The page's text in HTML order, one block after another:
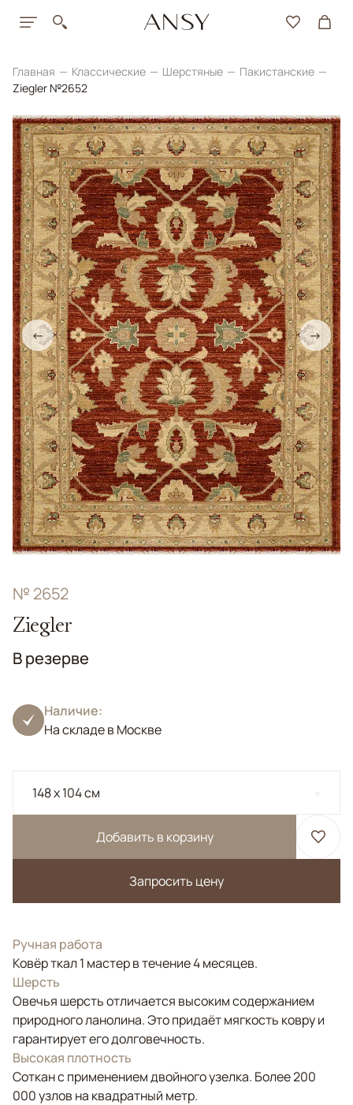
Главная Классические Шерстяные
Пакистанские
Ziegler №2652
← →
№ 2652
Ziegler
В резерве
Наличие:
На складе в Москве
148 x 104 см
Добавить в корзину
Запросить цену
Ручная работа
Ковёр ткал 1 мастер в течение 4 месяцев.
Шерсть
Овечья шерсть отличается высоким содержанием
природного ланолина. Это придаёт мягкость ковру и
гарантирует его долговечность.
Высокая плотность
Соткан с применением двойного узелка. Более 200
000 узлов на квадратный метр.